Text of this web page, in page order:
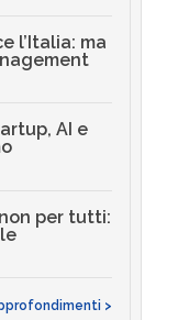
l’Italia: ma
AI e
per tutti:
>